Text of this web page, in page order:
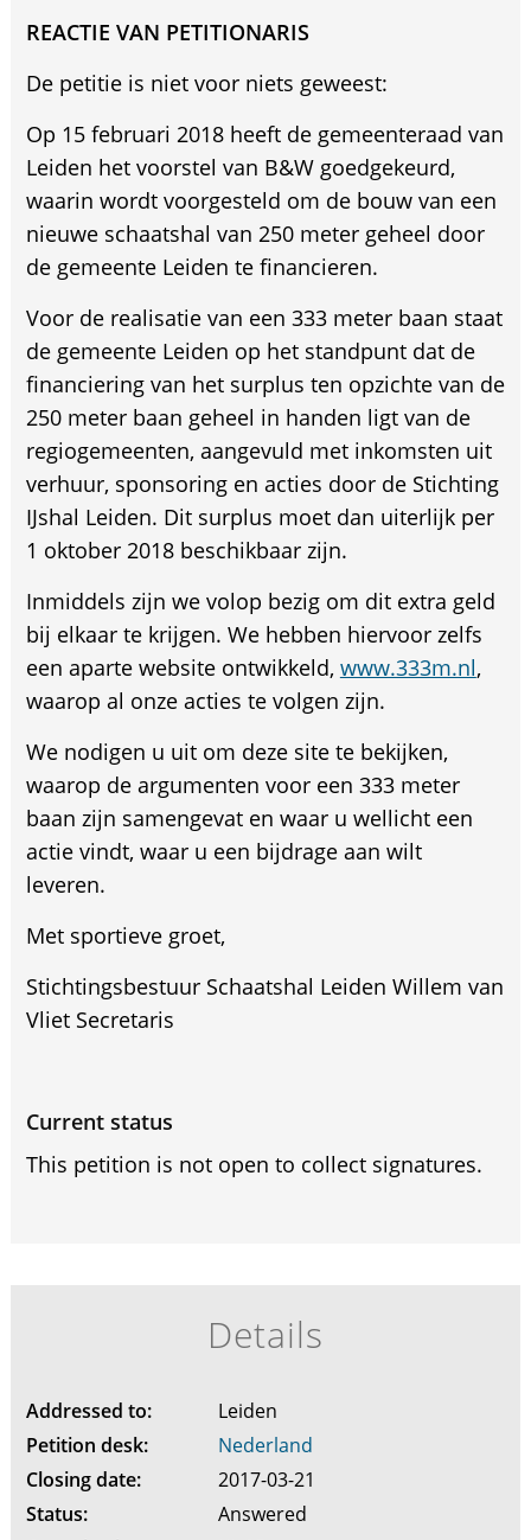
REACTIE VAN PETITIONARIS
De petitie is niet voor niets geweest:
Op 15 februari 2018 heeft de gemeenteraad van
Leiden het voorstel van B&W goedgekeurd,
waarin wordt voorgesteld om de bouw van een
nieuwe schaatshal van 250 meter geheel door
de gemeente Leiden te financieren.
Voor de realisatie van een 333 meter baan staat
de gemeente Leiden op het standpunt dat de
financiering van het surplus ten opzichte van de
250 meter baan geheel in handen ligt van de
regiogemeenten, aangevuld met inkomsten uit
verhuur, sponsoring en acties door de Stichting
IJshal Leiden. Dit surplus moet dan uiterlijk per
1 oktober 2018 beschikbaar zijn.
Inmiddels zijn we volop bezig om dit extra geld
bij elkaar te krijgen. We hebben hiervoor zelfs
een aparte website ontwikkeld, www.333m.nl,
waarop al onze acties te volgen zijn.
We nodigen u uit om deze site te bekijken,
waarop de argumenten voor een 333 meter
baan zijn samengevat en waar u wellicht een
actie vindt, waar u een bijdrage aan wilt
leveren.
Met sportieve groet,
Stichtingsbestuur Schaatshal Leiden Willem van
Vliet Secretaris
Current status
This petition is not open to collect signatures.
Details
Addressed to:
Leiden
Petition desk:
Nederland
Closing date:
2017-03-21
Status:
Answered